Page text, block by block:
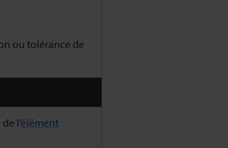
ou tolérance de
l’élément